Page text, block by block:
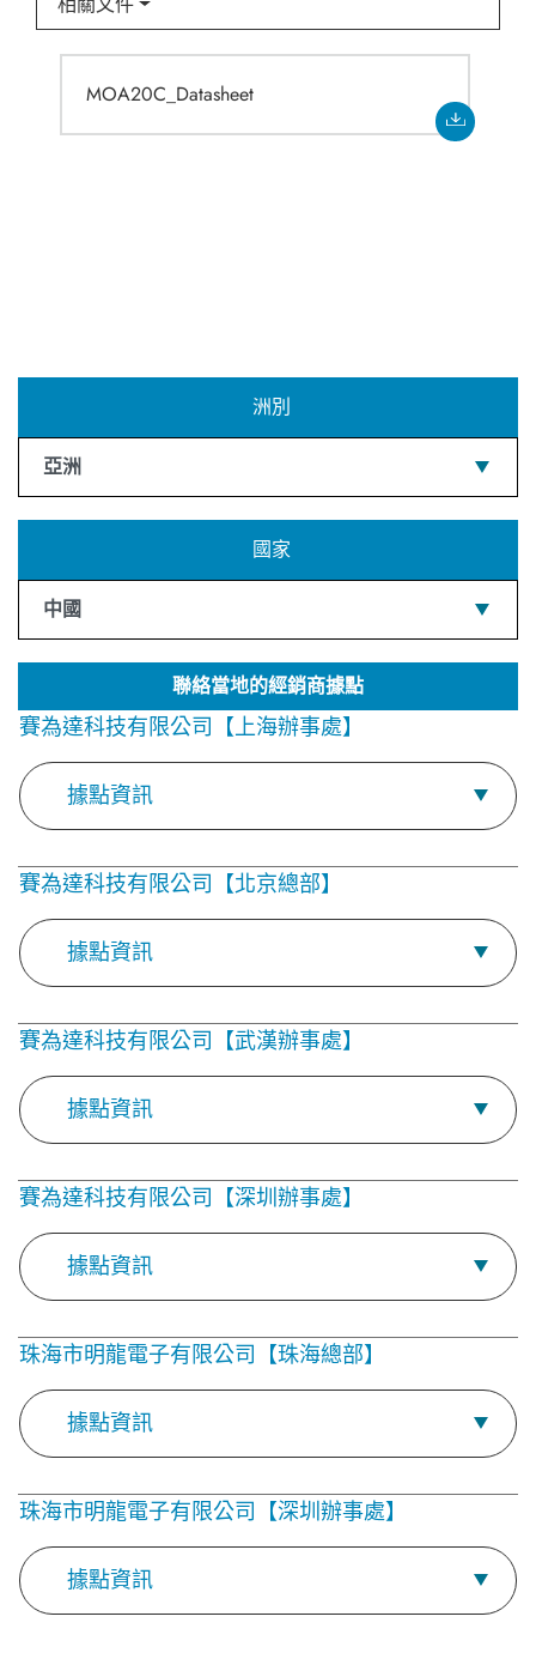
MOA20C_Datasheet
洲別
亞洲
國家
中國
聯絡當地的經銷商據點
賽為達科技有限公司【上海辦事處】
據點資訊
賽為達科技有限公司【北京總部】
據點資訊
賽為達科技有限公司【武漢辦事處】
據點資訊
賽為達科技有限公司【深圳辦事處】
據點資訊
珠海市明龍電子有限公司【珠海總部】
據點資訊
珠海市明龍電子有限公司【深圳辦事處】
據點資訊